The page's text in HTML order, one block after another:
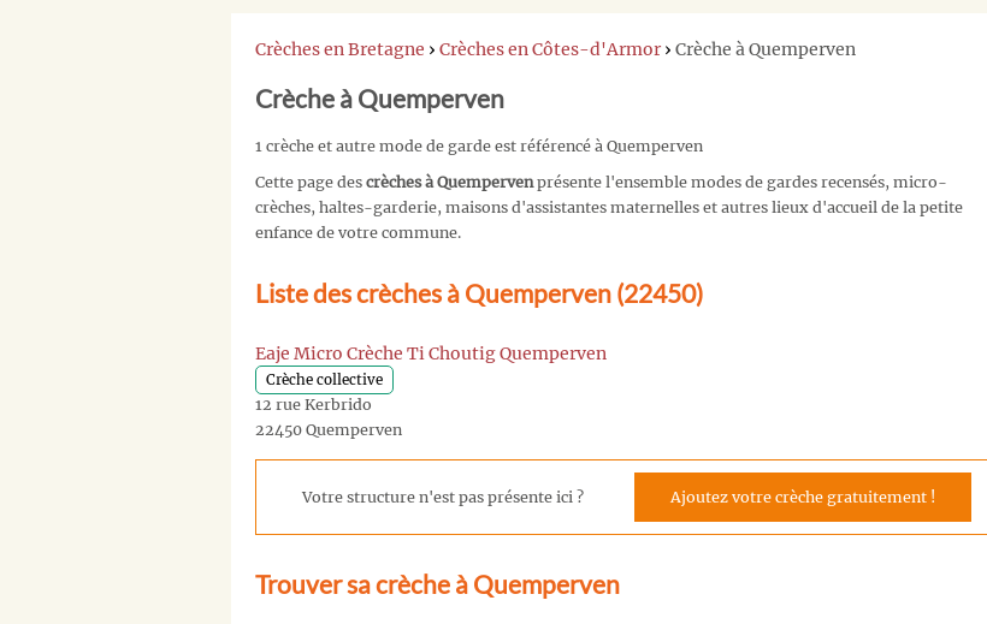
Crèches en Bretagne › Crèches en Côtes-d'Armor › Crèche à Quemperven
Crèche à Quemperven
1 crèche et autre mode de garde est référencé à Quemperven
Cette page des crèches à Quempervenprésente l'ensemble modes de gardes recensés, micro-
crèches, haltes-garderie, maisons d'assistantes maternelles et autres lieux d'accueil de la petite
enfance de votre commune.
Liste des crèches à Quemperven (22450)
Eaje Micro Crèche Ti Choutig Quemperven
Crèche collective
12 rue Kerbrido
22450 Quemperven
Votre structure n'est pas présente ici ? Ajoutez votre crèche gratuitement !
Trouver sa crèche à Quemperven